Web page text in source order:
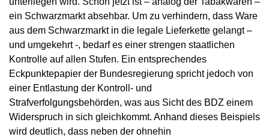
ein Schwarzmarkt absehbar. Um zu verhindern, dass Ware
aus dem Schwarzmarkt in die legale Lieferkette gelangt –
und umgekehrt -, bedarf es einer strengen staatlichen
Kontrolle auf allen Stufen. Ein entsprechendes
Eckpunktepapier der Bundesregierung spricht jedoch von
einer Entlastung der Kontroll- und
Strafverfolgungsbehörden, was aus Sicht des BDZ einem
Widerspruch in sich gleichkommt. Anhand dieses Beispiels
wird deutlich, dass neben der ohnehin